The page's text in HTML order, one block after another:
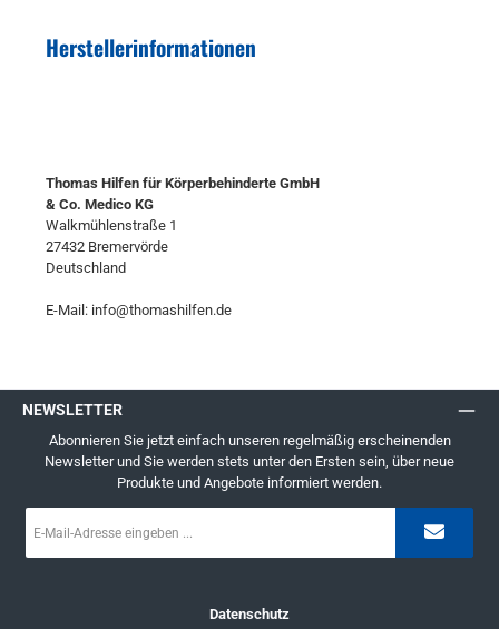
Herstellerinformationen
Thomas Hilfen für Körperbehinderte GmbH
& Co. Medico KG
Walkmühlenstraße 1
27432 Bremervörde
Deutschland
E-Mail: info@thomashilfen.de
NEWSLETTER
Abonnieren Sie jetzt einfach unseren regelmäßig erscheinenden
Newsletter und Sie werden stets unter den Ersten sein, über neue
Produkte und Angebote informiert werden.
Mail-
Datenschutz